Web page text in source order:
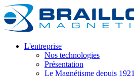
L'entreprise
Nos technologies
Présentation
Le Magnétisme depuis 1921